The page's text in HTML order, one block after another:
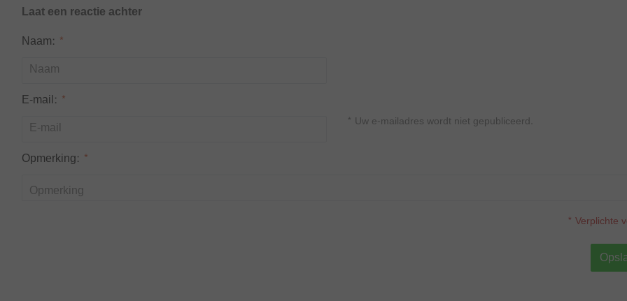
Laat een reactie achter
Naam: *
E-mail: *
* Uw e-mailadres wordt niet gepubliceerd.
Opmerking: *
* Verplichte